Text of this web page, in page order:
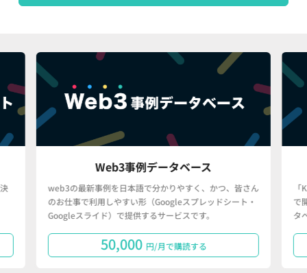
Web3事例データベース
web3の最新事例を日本語で分かりやすく、かつ、皆さん
のお仕事で利用しやすい形（Googleスプレッドシート・
Googleスライド）で提供するサービスです。
50,000 円/月で購読する
で
タ